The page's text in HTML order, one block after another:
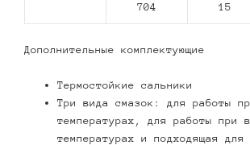
704 15
Дополнительные комплектующие
Термостойкие сальники
Три вида смазок: для работы
температурах, для работы при
температурах и подходящая для